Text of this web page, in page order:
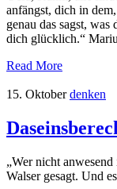
anfängst, dich in
genau das sagst,
dich glücklich.“
Read More
15. Oktober denken
„Wer nicht
Walser gesagt. Und